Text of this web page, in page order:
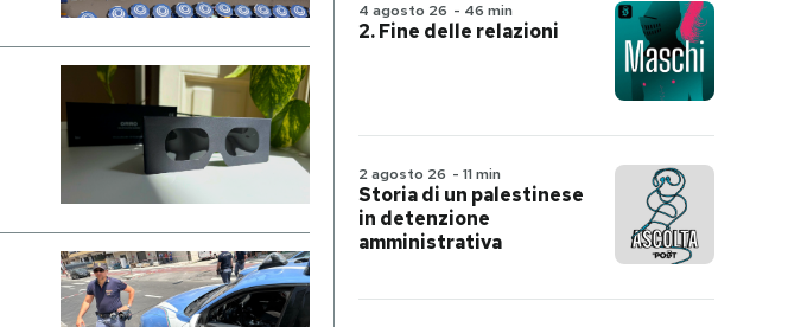
4 agosto 26 - 46 min
2. Fine delle relazioni
2 agosto 26 - 11 min
Storia di un palestinese
in detenzione
amministrativa